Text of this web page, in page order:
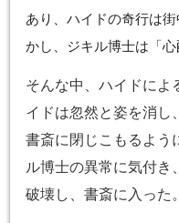
あり、ハイドの奇行は
かし、ジキル博士は「心
そんな中、ハイドによ
イドは忽然と姿を消し
書斎に閉じこもるよう
ル博士の異常に気付き
破壊し、書斎に入った。